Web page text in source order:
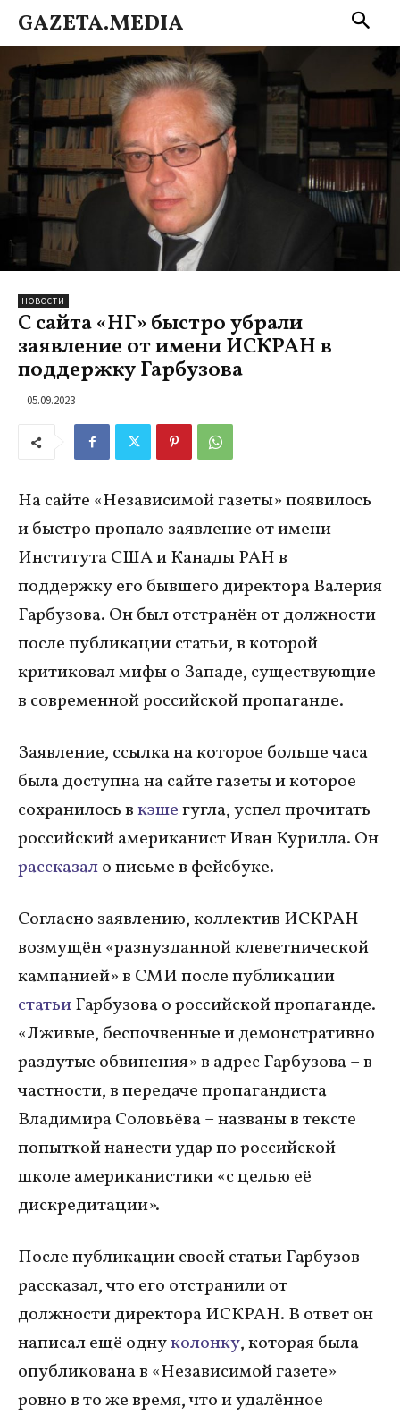
GAZETA.MEDIA
НОВОСТИ
С сайта «НГ» быстро убрали
заявление от имени ИСКРАН в
поддержку Гарбузова
05.09.2023
На сайте «Независимой газеты» появилось
и быстро пропало заявление от имени
Института США и Канады РАН в
поддержку его бывшего директора Валерия
Гарбузова. Он был отстранён от должности
после публикации статьи, в которой
критиковал мифы о Западе, существующие
в современной российской пропаганде.
Заявление, ссылка на которое больше часа
была доступна на сайте газеты и которое
сохранилось вкэшегугла, успел прочитать
российский американист Иван Курилла. Он
рассказало письме в фейсбуке.
Согласно заявлению, коллектив ИСКРАН
возмущён «разнузданной клеветнической
кампанией» в СМИ после публикации
статьиГарбузова о российской пропаганде.
«Лживые, беспочвенные и демонстративно
раздутые обвинения» в адрес Гарбузова – в
частности, в передаче пропагандиста
Владимира Соловьёва – названы в тексте
попыткой нанести удар по российской
школе американистики «с целью её
дискредитации».
После публикации своей статьи Гарбузов
рассказал, что его отстранили от
должности директора ИСКРАН. В ответ он
написал ещё однуколонку, которая была
опубликована в «Независимой газете»
ровно в то же время, что и удалённое